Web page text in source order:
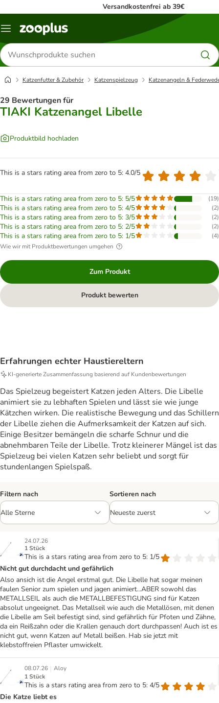
Versandkostenfrei ab 39€
Menü
Produkte
suchen
Katzenfutter & Zubehör Katzenspielzeug Katzenangeln &
29 Bewertungen für
TIAKI Katzenangel Libelle
Produktbild hochladen
This is a stars rating area from zero to 5: 4.0/5
This is a stars rating area from zero to 5: 5/5 (19)
This is a stars rating area from zero to 5: 4/5 (2)
This is a stars rating area from zero to 5: 3/5 (2)
This is a stars rating area from zero to 5: 2/5 (2)
This is a stars rating area from zero to 5: 1/5 (4)
Wie wir mit Produktbewertungen umgehen
Zum Produkt
Produkt bewerten
Erfahrungen echter Haustiereltern
KI‑generierte Zusammenfassung basierend auf Kundenbewertungen
Das Spielzeug begeistert Katzen jeden Alters. Die Libelle
animiert sie zu lebhaften Spielen und lässt sie wie junge
Kätzchen wirken. Die realistische Bewegung und das Schillern
der Libelle ziehen die Aufmerksamkeit der Katzen auf sich.
Einige Besitzer bemängeln die scharfe Schnur und die
abnehmbaren Teile der Libelle. Trotz kleinerer Mängel ist das
Spielzeug bei vielen Katzen sehr beliebt und sorgt für
stundenlangen Spielspaß.
Filtern nach Sortieren nach
24.07.26
1 Stück
This is a stars rating area from zero to 5: 1/5
Nicht gut durchdacht und gefährlich
Also ansich ist die Angel erstmal gut. Die Libelle hat sogar meinen
faulen Senior zum spielen und jagen animiert...ABER sowohl das
METALLSEIL als auch die METALLBEFESTIGUNG sind für Katzen
absolut ungeeignet. Das Metallseil wie auch die Metallösen, mit denen
die Libelle am Seil befestigt sind, sind gefährlich für Pfoten und Zähne,
da ein Reißzahn oder die Krallen genauch dort durchpassen! Auch ist es
nicht gut, wenn Katzen auf Metall beißen. Hab sie jetzt mit
klebstoffreien Pflaster umwickelt.
08.07.26 | Aloy
1 Stück
This is a stars rating area from zero to 5: 4/5
Die Katze liebt es